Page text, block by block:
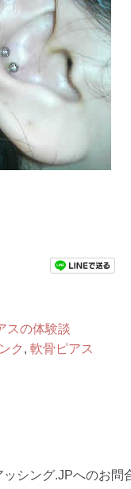
スの体験談
ク , 軟骨ピアス
ッシング.JPへのお問